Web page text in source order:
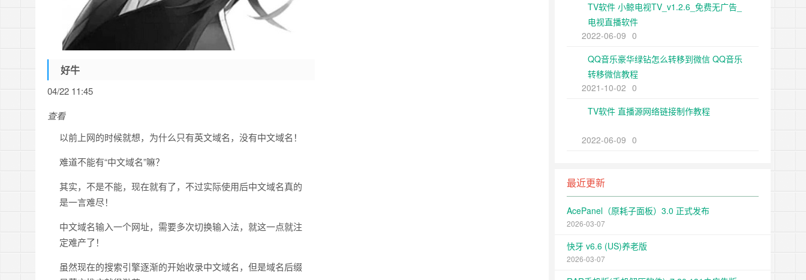
好牛
04/22 11:45
查看
以前上网的时候就想，为什么只有英文域名，没有中文域名！
难道不能有“中文域名”嘛？
其实，不是不能，现在就有了，不过实际使用后中文域名真的
是一言难尽！
中文域名输入一个网址，需要多次切换输入法，就这一点就注
定难产了！
虽然现在的搜索引擎逐渐的开始收录中文域名，但是域名后缀
TV软件 小鲸电视TV_v1.2.6_免费无广告_
电视直播软件
2022-06-09 0
QQ音乐豪华绿钻怎么转移到微信 QQ音乐
转移微信教程
2021-10-02 0
TV软件 直播源网络链接制作教程
2022-06-09 0
最近更新
AcePanel（原耗子面板）3.0 正式发布
2026-03-07
快牙 v6.6 (US)养老版
2026-03-07